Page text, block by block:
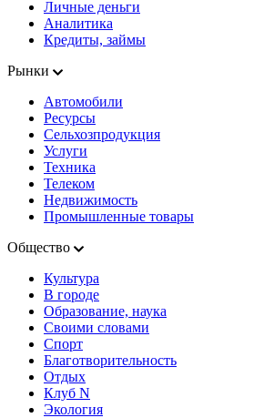
Личные деньги
Аналитика
Кредиты, займы
Рынки
Автомобили
Ресурсы
Сельхозпродукция
Услуги
Техника
Телеком
Недвижимость
Промышленные товары
Общество
Культура
В городе
Образование, наука
Своими словами
Спорт
Благотворительность
Отдых
Клуб N
Экология